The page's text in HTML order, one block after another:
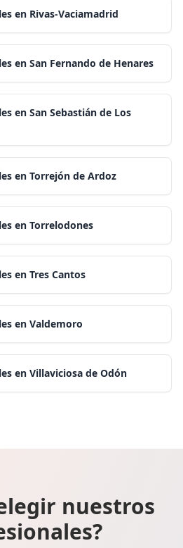
en Rivas-Vaciamadrid
en San Fernando de Henares
en San Sebastián de Los
en Torrejón de Ardoz
en Torrelodones
en Tres Cantos
en Valdemoro
en Villaviciosa de Odón
nuestros